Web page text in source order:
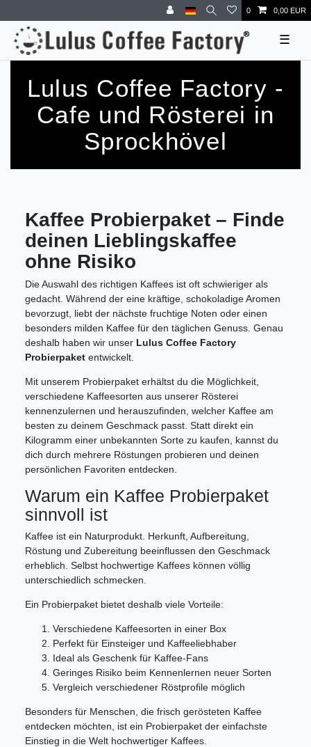
0 0,00 EUR
☰
Lulus Coffee Factory -
Cafe und Rösterei in
Sprockhövel
Kaffee Probierpaket – Finde
deinen Lieblingskaffee
ohne Risiko
Die Auswahl des richtigen Kaffees ist oft schwieriger als
gedacht. Während der eine kräftige, schokoladige Aromen
bevorzugt, liebt der nächste fruchtige Noten oder einen
besonders milden Kaffee für den täglichen Genuss. Genau
deshalb haben wir unser Lulus Coffee Factory
Probierpaket entwickelt.
Mit unserem Probierpaket erhältst du die Möglichkeit,
verschiedene Kaffeesorten aus unserer Rösterei
kennenzulernen und herauszufinden, welcher Kaffee am
besten zu deinem Geschmack passt. Statt direkt ein
Kilogramm einer unbekannten Sorte zu kaufen, kannst du
dich durch mehrere Röstungen probieren und deinen
persönlichen Favoriten entdecken.
Warum ein Kaffee Probierpaket
sinnvoll ist
Kaffee ist ein Naturprodukt. Herkunft, Aufbereitung,
Röstung und Zubereitung beeinflussen den Geschmack
erheblich. Selbst hochwertige Kaffees können völlig
unterschiedlich schmecken.
Ein Probierpaket bietet deshalb viele Vorteile:
Verschiedene Kaffeesorten in einer Box
Perfekt für Einsteiger und Kaffeeliebhaber
Ideal als Geschenk für Kaffee-Fans
Geringes Risiko beim Kennenlernen neuer Sorten
Vergleich verschiedener Röstprofile möglich
Besonders für Menschen, die frisch gerösteten Kaffee
entdecken möchten, ist ein Probierpaket der einfachste
Einstieg in die Welt hochwertiger Kaffees.